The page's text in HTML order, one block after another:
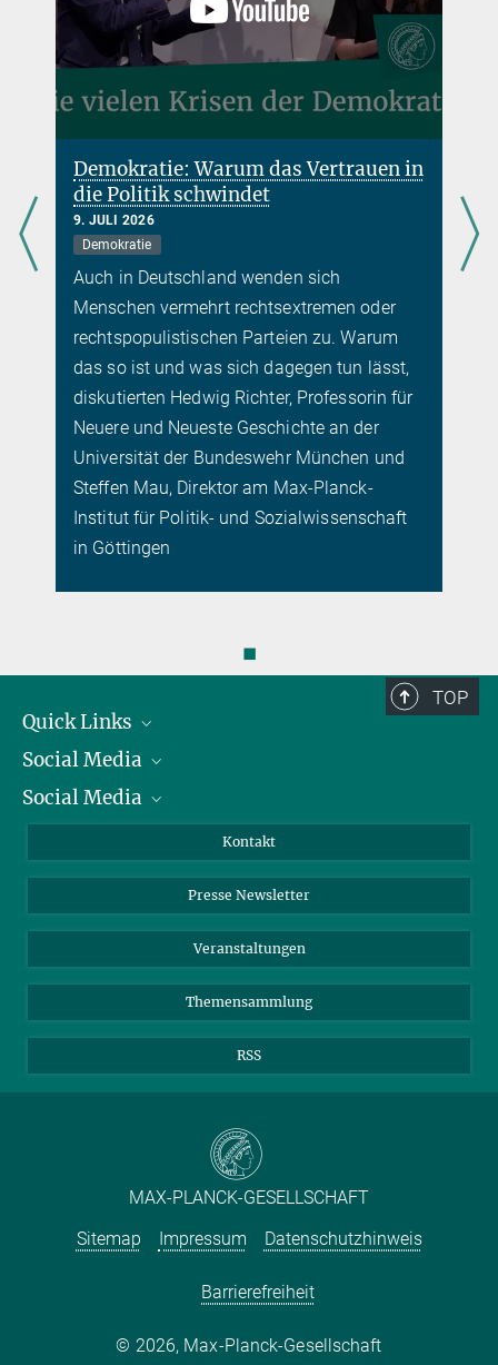
Demokratie: Warum das Vertrauen in
die Politik schwindet
9. JULI 2026
Demokratie
Auch in Deutschland wenden sich
Menschen vermehrt rechtsextremen oder
rechtspopulistischen Parteien zu. Warum
das so ist und was sich dagegen tun lässt,
diskutierten Hedwig Richter, Professorin für
Neuere und Neueste Geschichte an der
Universität der Bundeswehr München und
Steffen Mau, Direktor am Max-Planck-
Institut für Politik- und Sozialwissenschaft
in Göttingen
◼
TOP
Quick Links
Präsident
Zahlen und Fakten
Meldestelle Fehlverhalten
Social Media
Bluesky
TikTok
Social Media
Instagram
YouTube
Kontakt
Presse Newsletter
Veranstaltungen
Themensammlung
RSS
MAX-PLANCK-GESELLSCHAFT
Sitemap
Impressum Datenschutzhinweis
Barrierefreiheit
2026, Max-Planck-Gesellschaft